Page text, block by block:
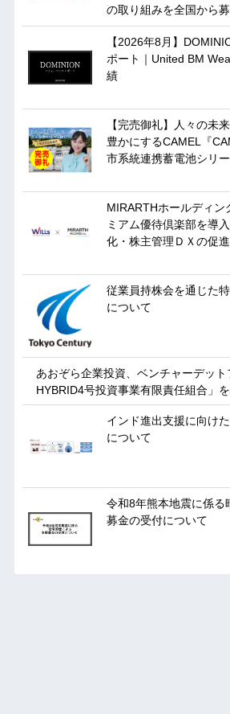
の取り組みを全国から
【2026年8月】
ポート｜United BM
績
【完売御礼】人々の未
豊かにするCAMEL『
市系統連携蓄電池シリ
MIRARTHホールディン
ミアム優待倶楽部を導
化・株主管理ＤＸの促
従業員持株会を通じた
について
あおぞら企業投資、ベンチャーデッ
HYBRID4号投資事業有限責任組合」
インド進出支援に向け
について
令和8年熊本地震に係る
募金の受付について